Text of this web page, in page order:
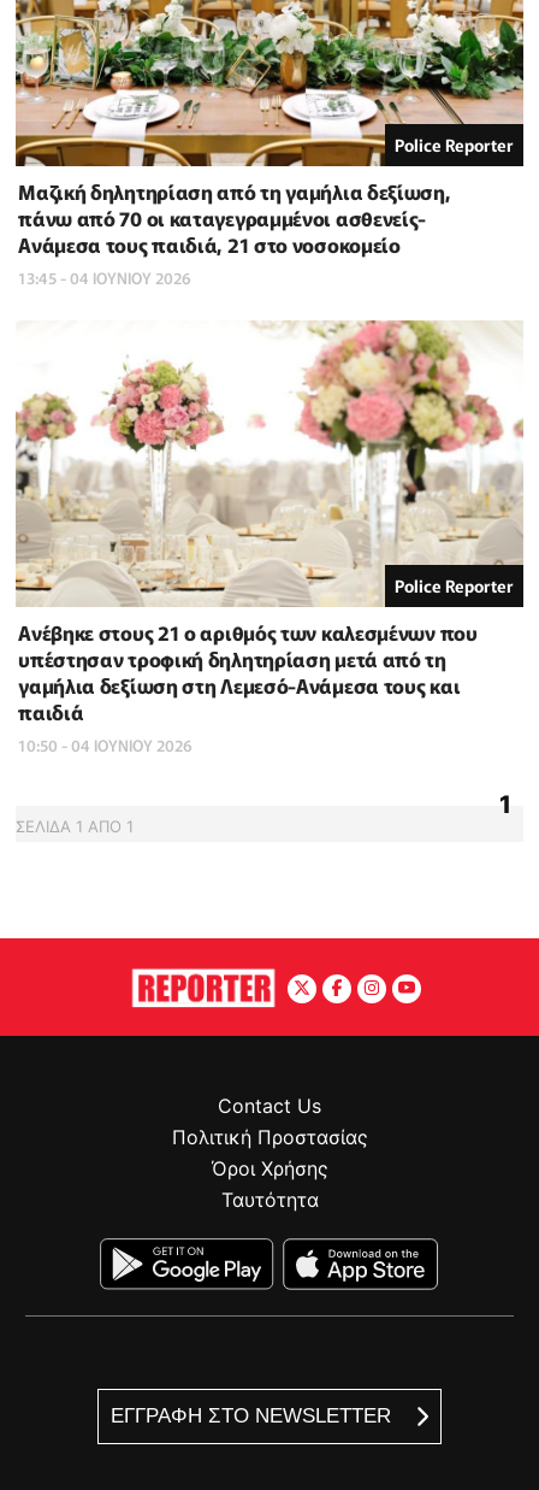
Police Reporter
Μαζική δηλητηρίαση από τη γαμήλια δεξίωση,
πάνω από 70 οι καταγεγραμμένοι ασθενείς-
Ανάμεσα τους παιδιά, 21 στο νοσοκομείο
13:45 - 04 ΙΟΥΝΙΟΥ 2026
Police Reporter
Ανέβηκε στους 21 ο αριθμός των καλεσμένων που
υπέστησαν τροφική δηλητηρίαση μετά από τη
γαμήλια δεξίωση στη Λεμεσό-Ανάμεσα τους και
παιδιά
10:50 - 04 ΙΟΥΝΙΟΥ 2026
ΣΕΛΙΔΑ 1 ΑΠΟ 1
1
ΕΓΓΡΑΦΗ ΣΤΟ NEWSLETTER
Contact Us
Πολιτική Προστασίας
Όροι Χρήσης
Ταυτότητα